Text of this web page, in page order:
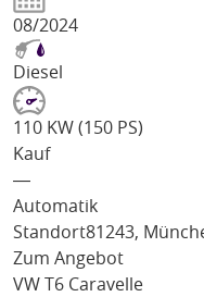
08/2024
Diesel
110 KW (150 PS)
Kauf
―
Automatik
Standort81243,
Zum Angebot
VW T6 Caravelle